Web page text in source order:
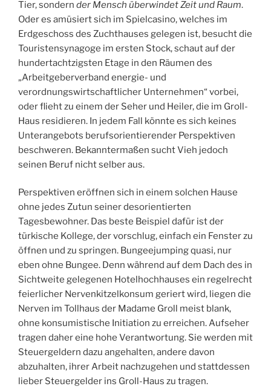
Tier, sondern der Mensch überwindet Zeit und Raum.
Oder es amüsiert sich im Spielcasino, welches im
Erdgeschoss des Zuchthauses gelegen ist, besucht die
Touristensynagoge im ersten Stock, schaut auf der
hundertachtzigsten Etage in den Räumen des
„Arbeitgeberverband energie- und
verordnungswirtschaftlicher Unternehmen“ vorbei,
oder flieht zu einem der Seher und Heiler, die im Groll-
Haus residieren. In jedem Fall könnte es sich keines
Unterangebots berufsorientierender Perspektiven
beschweren. Bekanntermaßen sucht Vieh jedoch
seinen Beruf nicht selber aus.
Perspektiven eröffnen sich in einem solchen Hause
ohne jedes Zutun seiner desorientierten
Tagesbewohner. Das beste Beispiel dafür ist der
türkische Kollege, der vorschlug, einfach ein Fenster zu
öffnen und zu springen. Bungeejumping quasi, nur
eben ohne Bungee. Denn während auf dem Dach des in
Sichtweite gelegenen Hotelhochhauses ein regelrecht
feierlicher Nervenkitzelkonsum geriert wird, liegen die
Nerven im Tollhaus der Madame Groll meist blank,
ohne konsumistische Initiation zu erreichen. Aufseher
tragen daher eine hohe Verantwortung. Sie werden mit
Steuergeldern dazu angehalten, andere davon
abzuhalten, ihrer Arbeit nachzugehen und stattdessen
lieber Steuergelder ins Groll-Haus zu tragen.